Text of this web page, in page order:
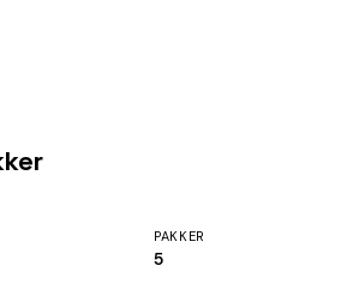
PAKKER
5